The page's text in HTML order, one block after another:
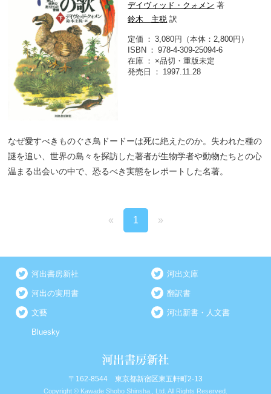
デイヴィッド・クォメン 著
鈴木 主税 訳
定価
3,080円（本体：2,800円）
ISBN
978-4-309-25094-6
在庫
×品切・重版未定
発売日
1997.11.28
なぜ愛すべきものぐさ鳥ドードーは死に絶えたのか。失われた種の
謎を追い、世界の島々を探訪した著者が生物学者や動物たちとの心
温まる出会いの中で、恐るべき実態をレポートした名著。
« 1 »
河出書房新社 河出文庫
河出の実用書 翻訳書
文藝 河出新書・人文書
Bluesky
〒162-8544 東京都新宿区東五軒町2-13
Copyright © Kawade Shobo Shinsha., Ltd. All Rights Reserved.